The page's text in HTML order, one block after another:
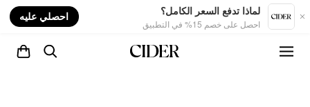
لماذا تدفع السعر الكامل؟
احصل على خصم 15% في التطبيق
احصلي عليه